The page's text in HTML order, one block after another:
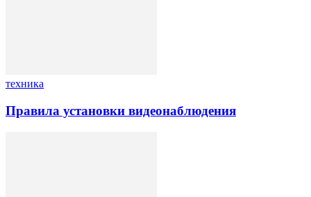
техника
Правила установки видеонаблюдения